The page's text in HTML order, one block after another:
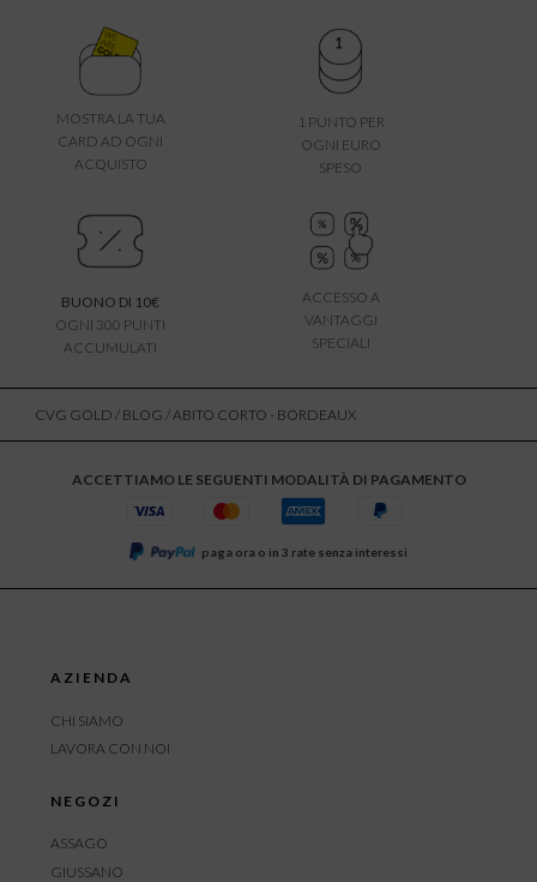
MOSTRA LA TUA
CARD AD OGNI
ACQUISTO
1 PUNTO PER
OGNI EURO
SPESO
BUONO DI 10€
OGNI 300 PUNTI
ACCUMULATI
ACCESSO A
VANTAGGI
SPECIALI
CVG GOLD / BLOG / ABITO CORTO - BORDEAUX
ACCETTIAMO LE SEGUENTI MODALITÀ DI PAGAMENTO
paga ora o in 3 rate senza interessi
AZIENDA
CHI SIAMO
LAVORA CON NOI
NEGOZI
ASSAGO
GIUSSANO